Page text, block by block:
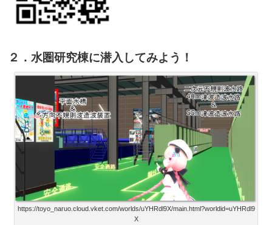
２．水圏研究棟に潜入してみよう！
https://toyo_naruo.cloud.vket.com/worlds/uYHRdl9X/main.html?worldid=uYHRdl9
X